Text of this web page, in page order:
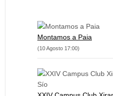
Montamos a Paia
(10 Agosto 17:00)